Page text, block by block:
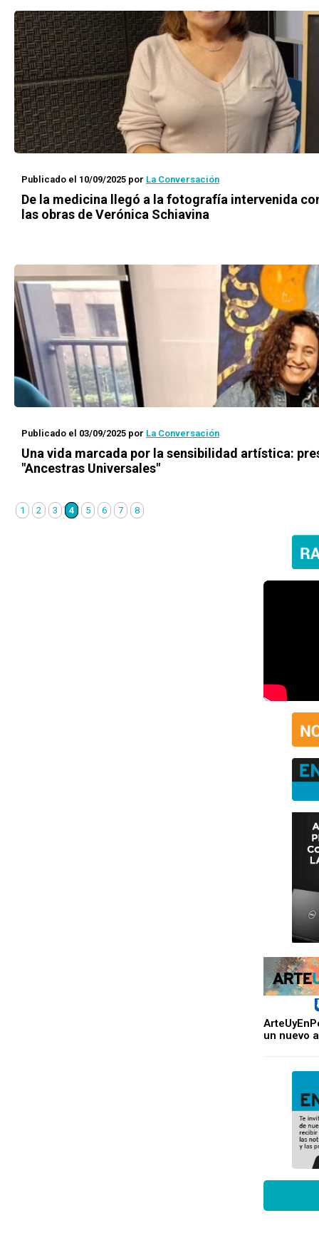
Publicado el 10/09/2025 por La Conversación
De la medicina llegó a la fotografía intervenida
las obras de Verónica Schiavina
Publicado el 03/09/2025 por La Conversación
Una vida marcada por la sensibilidad artística:
"Ancestras Universales"
1 2 3 4 5 6 7 8
un nuevo